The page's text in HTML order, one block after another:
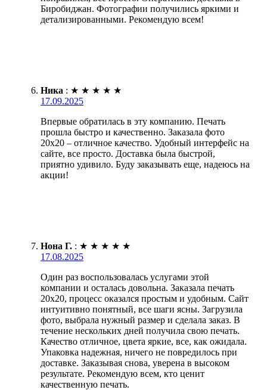
Биробиджан. Фотографии получились яркими и
детализированными. Рекомендую всем!
Ника : ★ ★ ★ ★ ★
17.09.2025
Впервые обратилась в эту компанию. Печать
прошла быстро и качественно. Заказала фото
20х20 – отличное качество. Удобный интерфейс на
сайте, все просто. Доставка была быстрой,
приятно удивило. Буду заказывать еще, надеюсь на
акции!
Нона Г. : ★ ★ ★ ★ ★
17.08.2025
Один раз воспользовалась услугами этой
компании и осталась довольна. Заказала печать
20х20, процесс оказался простым и удобным. Сайт
интуитивно понятный, все шаги ясны. Загрузила
фото, выбрала нужный размер и сделала заказ. В
течение нескольких дней получила свою печать.
Качество отличное, цвета яркие, все, как ожидала.
Упаковка надежная, ничего не повредилось при
доставке. Заказывая снова, уверена в высоком
результате. Рекомендую всем, кто ценит
качественную печать.